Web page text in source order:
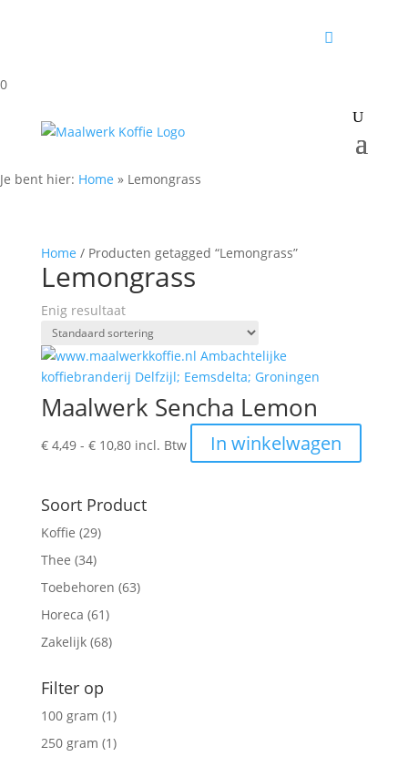
0
Je bent hier: Home » Lemongrass
Home / Producten getagged “Lemongrass”
Lemongrass
Enig resultaat
Maalwerk Sencha Lemon
€4,49 - €10,80Prijsklasse:
€ 10,80
incl. Btw In winkelwagen
product
Soort Product
Koffie (29)
Thee (34)
Toebehoren (63)
Horeca (61)
Zakelijk (68)
Filter op
100 gram (1)
250 gram (1)